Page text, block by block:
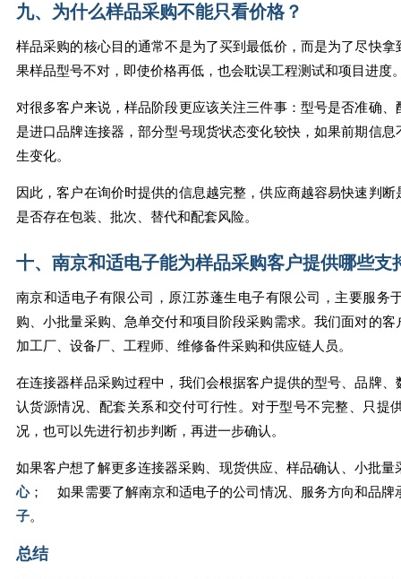
九、为什么样品采购不能只看价格？
样品采购的核心目的通常不是为了买到最低价，而是为了尽快
果样品型号不对，即使价格再低，也会耽误工程测试和项目进度
对很多客户来说，样品阶段更应该关注三件事：型号是否准确
是进口品牌连接器，部分型号现货状态变化较快，如果前期信
生变化。
因此，客户在询价时提供的信息越完整，供应商越容易快速判
是否存在包装、批次、替代和配套风险。
十、南京和适电子能为样品采购客户提供哪些支
南京和适电子有限公司，原江苏蓬生电子有限公司，主要服务
购、小批量采购、急单交付和项目阶段采购需求。我们面对的
加工厂、设备厂、工程师、维修备件采购和供应链人员。
在连接器样品采购过程中，我们会根据客户提供的型号、品牌
认货源情况、配套关系和交付可行性。对于型号不完整、只提
况，也可以先进行初步判断，再进一步确认。
如果客户想了解更多连接器采购、现货供应、样品确认、小批
心； 如果需要了解南京和适电子的公司情况、服务方向和品
子。
总结